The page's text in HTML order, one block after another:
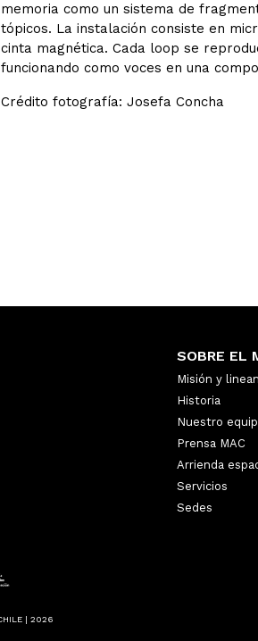
memoria como un sistema de
tópicos. La instalación consiste en
cinta magnética. Cada loop se
funcionando como voces en una
Crédito fotografía: Josefa Concha
| 2026
SOBRE EL
Misión y
Historia
Nuestro
Prensa MAC
Arrienda
Servicios
Sedes